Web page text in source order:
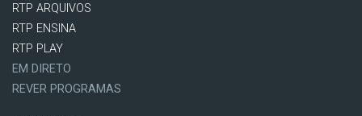
RTP ARQUIVOS
RTP ENSINA
RTP PLAY
EM DIRETO
REVER PROGRAMAS